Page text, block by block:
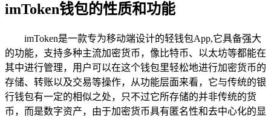
imToken钱包的性质和功能
imToken是一款专为移动端设计的轻钱包App,它具备强大
的功能，支持多种主流加密货币，像比特币、以太坊等都能在
其中进行管理，用户可以在这个钱包里轻松地进行加密货币的
存储、转账以及交易等操作，从功能层面来看，它与传统的银
行钱包有一定的相似之处，只不过它所存储的并非传统的货
币，而是数字资产，由于加密货币具有匿名性和去中心化的显